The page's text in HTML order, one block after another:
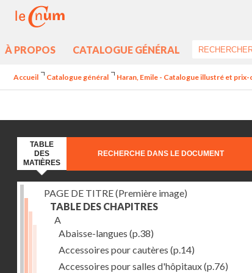
À PROPOS CATALOGUE GÉNÉRAL
Accueil Catalogue général Haran, Emile - Catalogue illustré et
TABLE
DES
MATIÈRES
RECHERCHE DANS LE DOCUMENT
PAGE DE TITRE (Première image)
TABLE DES CHAPITRES
A
Abaisse-langues (p.38)
Accessoires pour cautères (p.14)
Accessoires pour salles d'hôpitaux(p.76)